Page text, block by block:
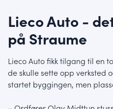
Lieco Auto -
på Straume
Lieco Auto fikk tilgang til en
de skulle sette opp verksted
startet byggingen, men